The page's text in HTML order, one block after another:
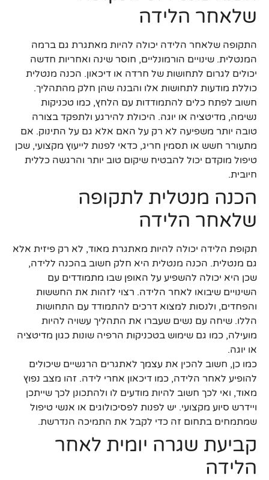
שלאחר הלידה
התקופה שלאחר הלידה יכולה להיות מאתגרת גם ברמה
המנטלית. שינויים הורמונליים, חוסר שינה ואחריות חדשה
יכולים לגרום לתחושות של חרדה או דיכאון. הכנה מנטלית
כוללת מודעות לתחושות אלו והבנה שהן חלק מהתהליך.
חשוב לפתח כלים להתמודדות עם הלחץ, כמו טכניקות
נשימה, מדיטציה או יוגה. היכולת להירגע ולתפקד בצורה
טובה יותר משפיעה לא רק על האם אלא גם על התינוק. אם
מתעורר חשש או תסמין חריג, כדאי לפנות לייעוץ מקצועי, שכן
טיפול מוקדם יכול להבטיח שיקום טוב יותר והרגשה כללית
חיובית.
הכנה מנטלית לתקופה
שלאחר הלידה
תקופת הלידה יכולה להיות מאתגרת מאוד, לא רק פיזית אלא
גם מנטלית. הכנה מנטלית היא חלק חשוב בהכנה ללידה,
שכן היא יכולה להשפיע על האופן שבו מתמודדים עם
השינויים שיבואו לאחר הלידה. רצוי לזהות את החששות
והפחדים, ולנסות למצוא דרכים להתמודד עם התחושות
הללו. שיחה עם נשים שעברו את התהליך עשויה להיות
מועילה, כמו גם שימוש בטכניקות הרפיה שונות כגון מדיטציה
או יוגה.
כמו כן, חשוב להכין את עצמך לאתגרים הרגשיים שיכולים
להופיע לאחר הלידה, כמו דיכאון אחרי לידה. זהו מצב נפוץ
מאוד, ואי לכך חשוב להיות מודעים לו ולהתכונן לכך שייתכן
ויידרש סיוע מקצועי. יש לפנות לפסיכולוגים או אנשי טיפול
שמתמחים בתחום זה כדי לקבל את התמיכה הנדרשת.
קביעת שגרה יומית לאחר
הלידה